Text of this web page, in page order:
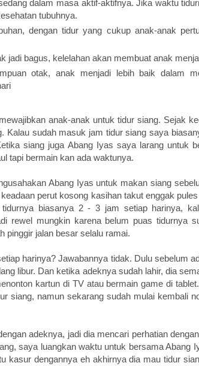
dalam masa aktif-aktifnya. Jika waktu
tubuhnya.
dengan tidur yang cukup anak-anak
jadi bagus, kelelahan akan membuat anak
otak, anak menjadi lebih baik dalam
anak-anak untuk tidur siang. Sejak
Kalau sudah masuk jam tidur siang saya
siang juga Abang Iyas saya larang untuk
tapi bermain kan ada waktunya.
Abang Iyas untuk makan siang
perut kosong kasihan takut enggak
biasanya 2 - 3 jam setiap harinya,
rewel mungkin karena belum puas tidurnya
pinggir jalan besar selalu ramai.
harinya? Jawabannya tidak. Dulu sebelum
libur. Dan ketika adeknya sudah lahir, dia
kartun di TV atau bermain game di
siang, namun sekarang sudah mulai kembali
adeknya, jadi dia mencari perhatian
saya luangkan waktu untuk bersama Abang
kasur dengannya eh akhirnya dia mau tidur